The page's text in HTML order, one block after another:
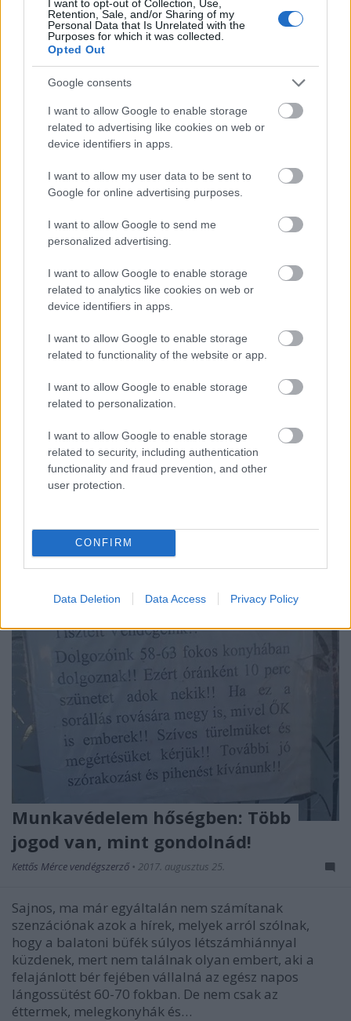
I want to opt-out of Collection, Use,
Retention, Sale, and/or Sharing of my
Personal Data that Is Unrelated with the
Purposes for which it was collected.
Opted Out
Google consents
I want to allow Google to enable storage
related to advertising like cookies on web or
device identifiers in apps.
I want to allow my user data to be sent to
Google for online advertising purposes.
I want to allow Google to send me
personalized advertising.
I want to allow Google to enable storage
related to analytics like cookies on web or
device identifiers in apps.
I want to allow Google to enable storage
related to functionality of the website or app.
I want to allow Google to enable storage
related to personalization.
I want to allow Google to enable storage
related to security, including authentication
functionality and fraud prevention, and other
user protection.
CONFIRM
Data Deletion Data Access Privacy Policy
melyik sztrájkkal foglalkozó cikkünk alatt volt ez
komment? Tulajdonképpen mindegy is, de azért
elárulom: az önkormányzati dolgozók…
Megmentheti-e Emmanuel Macron a
kelet-európaiakat a
kizsákmányolástól?
Kettős Mérce vendégszerző•2017. szeptember 01.
Miközben a magyar közvélemény Szijjártó Péter és
Hollandia csörtéjével volt elfoglalva, kevesebb
figyelem jutott a múlt hét vége másik európai
„diplomáciai krízisének”, amely a Várna-Varsó
Munkavédelem hőségben: Több
jogod van, mint gondolnád!
Kettős Mérce vendégszerző • 2017. augusztus 25.
Sajnos, ma már egyáltalán nem számítanak
szenzációnak azok a hírek, melyek arról szólnak,
hogy a balatoni büfék súlyos létszámhiánnyal
küzdenek, mert nem találnak olyan embert, aki a
felajánlott bér fejében vállalná az egész napos
lángossütést 60-70 fokban. De nem csak az
éttermek, melegkonyhák és…